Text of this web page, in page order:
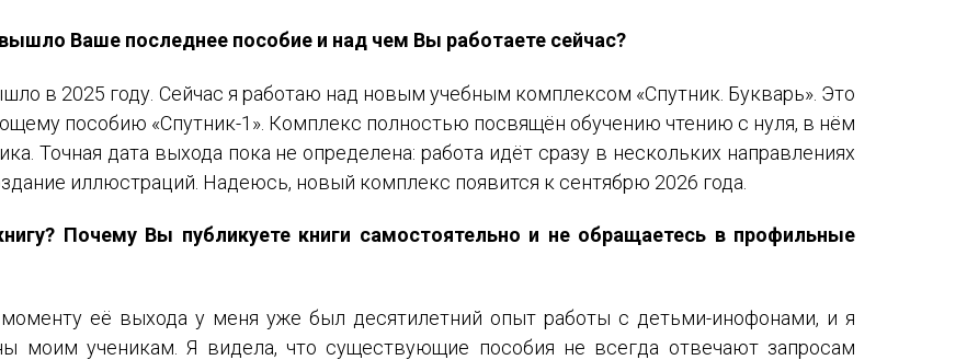
Ваше последнее пособие и над чем Вы работаете сейчас?
в 2025 году. Сейчас я работаю над новым учебным комплексом «Спутник. Букварь». Это
пособию «Спутник-1». Комплекс полностью посвящён обучению чтению с нуля, в нём
Точная дата выхода пока не определена: работа идёт сразу в нескольких направлениях
иллюстраций. Надеюсь, новый комплекс появится к сентябрю 2026 года.
Почему Вы публикуете книги самостоятельно и не обращаетесь в профильные
её выхода у меня уже был десятилетний опыт работы с детьми-инофонами, и я
моим ученикам. Я видела, что существующие пособия не всегда отвечают запросам